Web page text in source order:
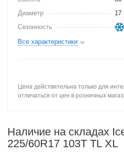
Диаметр
17
Сезонность
Все характеристики
Цена действительна только для
отличаться от цен в розничных
Наличие на складах
225/60R17 103T TL XL